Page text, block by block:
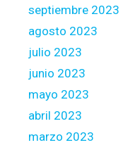
septiembre 2023
agosto 2023
julio 2023
junio 2023
mayo 2023
abril 2023
marzo 2023